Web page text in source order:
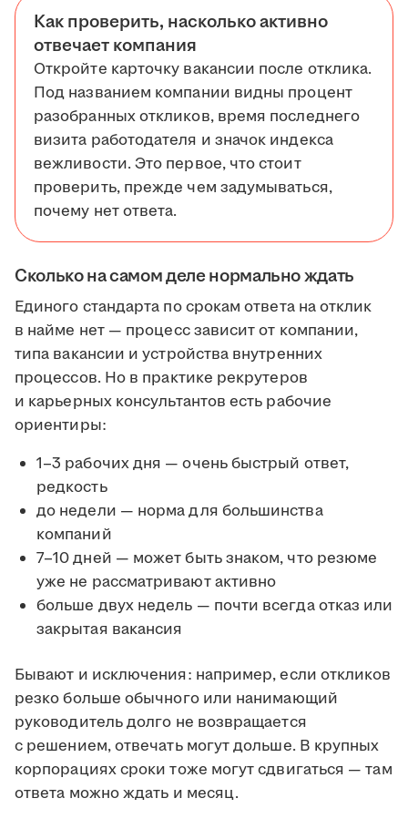
Как проверить, насколько активно
отвечает компания
Откройте карточку вакансии после отклика.
Под названием компании видны процент
разобранных откликов, время последнего
визита работодателя и значок индекса
вежливости. Это первое, что стоит
проверить, прежде чем задумываться,
почему нет ответа.
Сколько на самом деле нормально ждать
Единого стандарта по срокам ответа на отклик
в найме нет — процесс зависит от компании,
типа вакансии и устройства внутренних
процессов. Но в практике рекрутеров
и карьерных консультантов есть рабочие
ориентиры:
1–3 рабочих дня — очень быстрый ответ,
редкость
до недели — норма для большинства
компаний
7–10 дней — может быть знаком, что резюме
уже не рассматривают активно
больше двух недель — почти всегда отказ или
закрытая вакансия
Бывают и исключения: например, если откликов
резко больше обычного или нанимающий
руководитель долго не возвращается
с решением, отвечать могут дольше. В крупных
корпорациях сроки тоже могут сдвигаться — там
ответа можно ждать и месяц.